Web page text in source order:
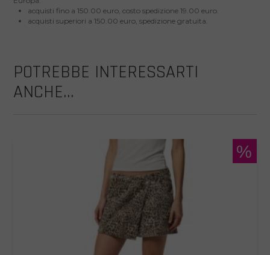
acquisti fino a 150.00 euro, costo spedizione 19.00 euro.
acquisti superiori a 150.00 euro, spedizione gratuita.
POTREBBE INTERESSARTI
ANCHE...
%